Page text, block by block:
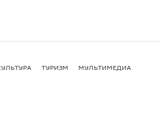
ТУРИЗМ МУЛЬТИМЕДИА